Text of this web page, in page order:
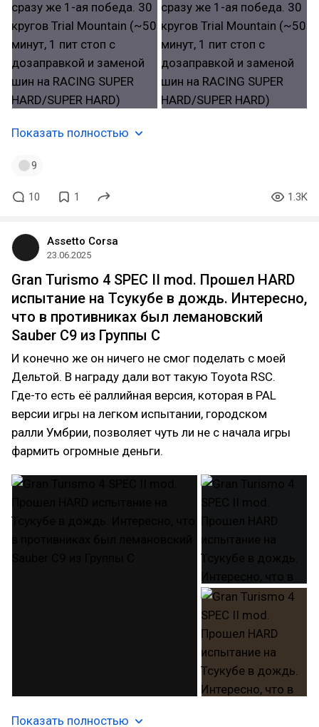
Показать полностью
9
10 1 1.3K
Assetto Corsa
23.06.2025
Gran Turismo 4 SPEC II mod. Прошел HARD
испытание на Тсукубе в дождь. Интересно,
что в противниках был лемановский
Sauber C9 из Группы C
И конечно же он ничего не смог поделать с моей
Дельтой. В награду дали вот такую Toyota RSC.
Где-то есть её раллийная версия, которая в PAL
версии игры на легком испытании, городском
ралли Умбрии, позволяет чуть ли не с начала игры
фармить огромные деньги.
Показать полностью